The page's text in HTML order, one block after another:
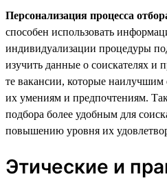
Персонализация процесса
способен использовать
индивидуализации процедуры
изучить данные о соискателях и
те вакансии, которые наилучшим
их умениям и предпочтениям.
подбора более удобным для
повышению уровня их
Этические и